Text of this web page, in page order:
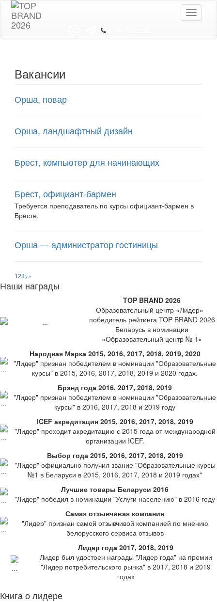
Toggle
Вакансии
Орша, повар
Орша, ландшафтный дизайн
Брест, компьютер для начинающих
Брест, официант-бармен
Требуется преподаватель по курсы официант-бармен в
Бресте.
Орша — администратор гостиницы
123>»
Наши награды
TOP BRAND 2026
Образовательный центр «Лидер» -
победитель рейтинга TOP BRAND 2026
Беларусь в номинации
«Образовательный центр № 1»
Народная Марка 2015, 2016, 2017, 2018, 2019, 2020
"Лидер" признан победителем в номинации "Образовательные
курсы" в 2015, 2016, 2017, 2018, 2019 и 2020 годах.
Брэнд года 2016, 2017, 2018, 2019
"Лидер" признан победителем в номинации "Образовательные
курсы" в 2016, 2017, 2018 и 2019 году
ICEF акредитация 2015, 2016, 2017, 2018, 2019
"Лидер" проходит акредитацию с 2015 года от международной
организации ICEF.
Выбор года 2015, 2016, 2017, 2018, 2019
"Лидер" официально получил звание "Образовательные курсы
№1 в Беларуси в 2015, 2016, 2017, 2018 и 2019 годах"
Лучшие товары Беларуси 2016
"Лидер" победил в номинации "Услуги населению" в 2016 году
Самая отзывчивая компания
"Лидер" признан самой отзывчивой компанией по мнению
белорусского сервиса отзывов
Лидер года 2017, 2018, 2019
Лидер был удостоен награды "Лидер года" на премии
"Лидер потребительского рынка" в 2017, 2018 и 2019
годах
Книга о лидере